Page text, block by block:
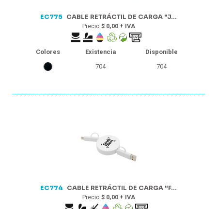
EC775 CABLE RETRÁCTIL DE CARGA "J...
Precio $ 0,00 + IVA
Colores Existencia
Disponible
704
704
EC774 CABLE RETRÁCTIL DE CARGA "F...
Precio $ 0,00 + IVA